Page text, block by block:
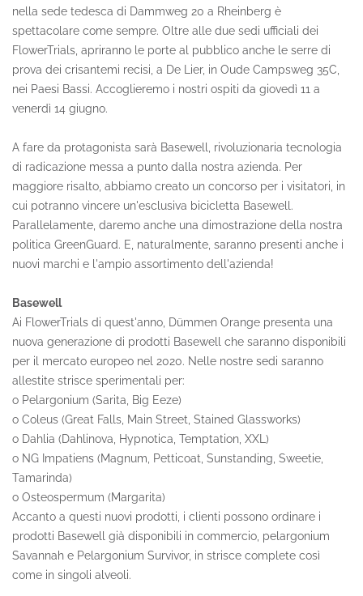
nella sede tedesca di Dammweg 20 a Rheinberg è
spettacolare come sempre. Oltre alle due sedi ufficiali dei
FlowerTrials, apriranno le porte al pubblico anche le serre di
prova dei crisantemi recisi, a De Lier, in Oude Campsweg 35C,
nei Paesi Bassi. Accoglieremo i nostri ospiti da giovedì 11 a
venerdì 14 giugno.
A fare da protagonista sarà Basewell, rivoluzionaria tecnologia
di radicazione messa a punto dalla nostra azienda. Per
maggiore risalto, abbiamo creato un concorso per i visitatori, in
cui potranno vincere un'esclusiva bicicletta Basewell.
Parallelamente, daremo anche una dimostrazione della nostra
politica GreenGuard. E, naturalmente, saranno presenti anche i
nuovi marchi e l'ampio assortimento dell'azienda!
Basewell
Ai FlowerTrials di quest'anno, Dümmen Orange presenta una
nuova generazione di prodotti Basewell che saranno disponibili
per il mercato europeo nel 2020. Nelle nostre sedi saranno
allestite strisce sperimentali per:
o Pelargonium (Sarita, Big Eeze)
o Coleus (Great Falls, Main Street, Stained Glassworks)
o Dahlia (Dahlinova, Hypnotica, Temptation, XXL)
o NG Impatiens (Magnum, Petticoat, Sunstanding, Sweetie,
Tamarinda)
o Osteospermum (Margarita)
Accanto a questi nuovi prodotti, i clienti possono ordinare i
prodotti Basewell già disponibili in commercio, pelargonium
Savannah e Pelargonium Survivor, in strisce complete così
come in singoli alveoli.